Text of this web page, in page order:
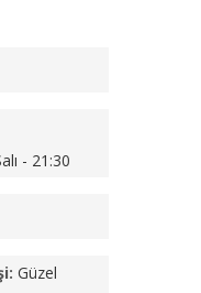
- 21:30
Güzel